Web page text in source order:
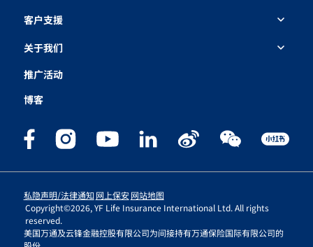
与我们联络
需要帮忙吗？
本网站使用 Cookies以优化您的浏览体验。阁下使用本网站即表示同意由Cookies衍
生之私隐政策。详情请参阅本网站所附载之条款。
客户支援
关于我们
推广活动
博客
私隐声明/法律通知 网上保安 网站地图
Copyright©2026, YF Life Insurance International Ltd. All rights
reserved.
美国万通及云锋金融控股有限公司为间接持有万通保险国际有限公司的